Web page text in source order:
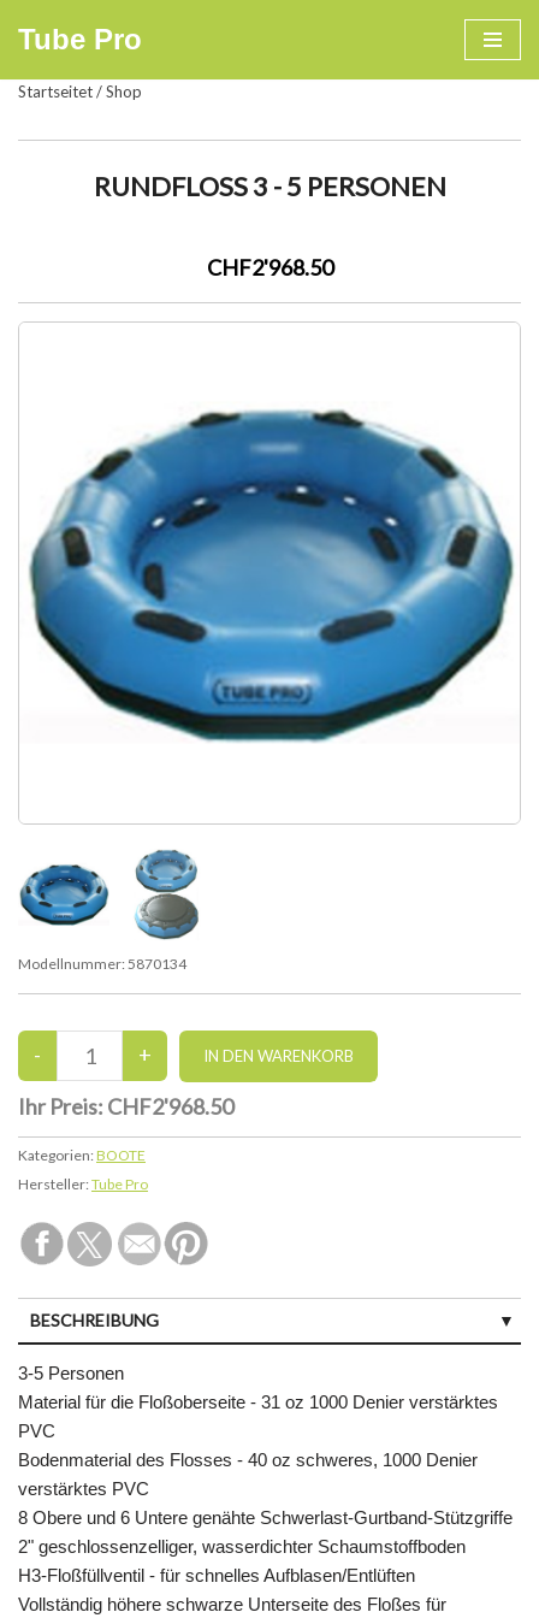
Inhalt
Tube Pro
Startseitet/Shop
RUNDFLOSS 3 - 5 PERSONEN
CHF2'968.50
Modellnummer: 5870134
Ihr Preis: CHF2'968.50
Kategorien: BOOTE
Hersteller: Tube Pro
BESCHREIBUNG
3-5 Personen
Material für die Floßoberseite - 31 oz 1000 Denier verstärktes
PVC
Bodenmaterial des Flosses - 40 oz schweres, 1000 Denier
verstärktes PVC
8 Obere und 6 Untere genähte Schwerlast-Gurtband-Stützgriffe
2" geschlossenzelliger, wasserdichter Schaumstoffboden
H3-Floßfüllventil - für schnelles Aufblasen/Entlüften
Vollständig höhere schwarze Unterseite des Floßes für